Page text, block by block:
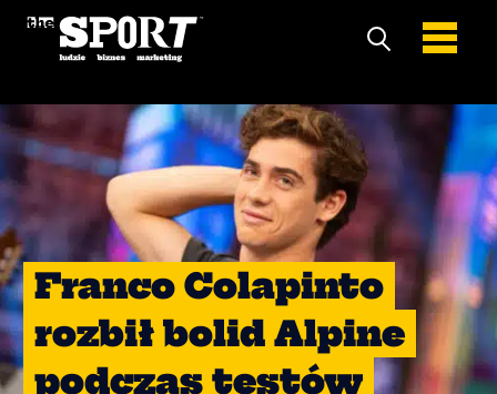
Franco Colapinto
rozbił bolid Alpine
podczas testów